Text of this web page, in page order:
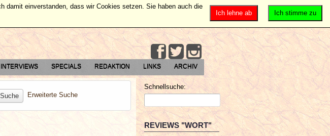
INTERVIEWS SPECIALS REDAKTION LINKS ARCHIV
Suche Erweiterte Suche
Schnellsuche:
REVIEWS "WORT"
Ich stimme zu
Ich lehne ab
damit einverstanden, dass wir Cookies setzen. Sie haben auch die